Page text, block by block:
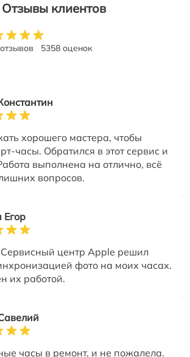
Отзывы клиентов
5358 оценок
хорошего мастера, чтобы
часы. Обратился в этот сервис и
выполнена на отлично, всё
вопросов.
Егор
центр Apple решил
фото на моих часах.
их работой.
часы в ремонт, и не пожалела.